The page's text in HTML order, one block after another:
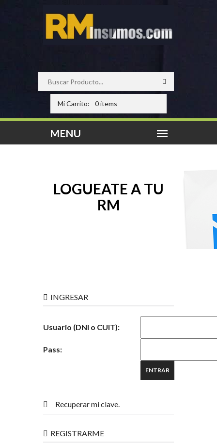
Mi Carrito: 0 items
LOGUEATE A TU
RM
INGRESAR
Usuario (DNI o CUIT):
Pass:
Recuperar mi clave.
REGISTRARME